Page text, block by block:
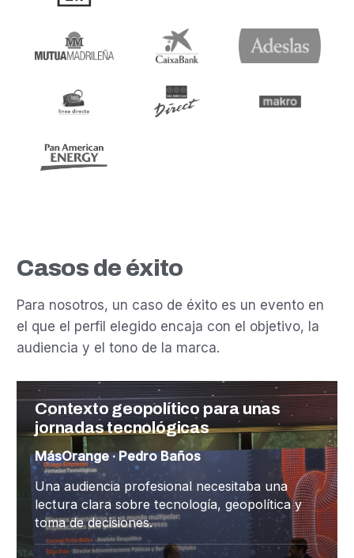
Casos de éxito
Para nosotros, un caso de éxito es un evento en
el que el perfil elegido encaja con el objetivo, la
audiencia y el tono de la marca.
Contexto geopolítico para unas
jornadas tecnológicas
MásOrange · Pedro Baños
Una audiencia profesional necesitaba una
lectura clara sobre tecnología, geopolítica y
toma de decisiones.